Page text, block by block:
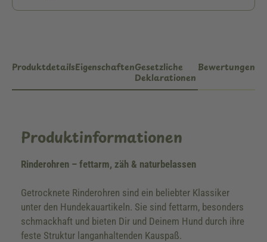
ProduktdetailsEigenschaftenGesetzliche
Deklarationen
Bewertungen
Produktinformationen
Rinderohren – fettarm, zäh & naturbelassen
Getrocknete Rinderohren sind ein beliebter Klassiker
unter den Hundekauartikeln. Sie sind fettarm, besonders
schmackhaft und bieten Dir und Deinem Hund durch ihre
feste Struktur langanhaltenden Kauspaß.